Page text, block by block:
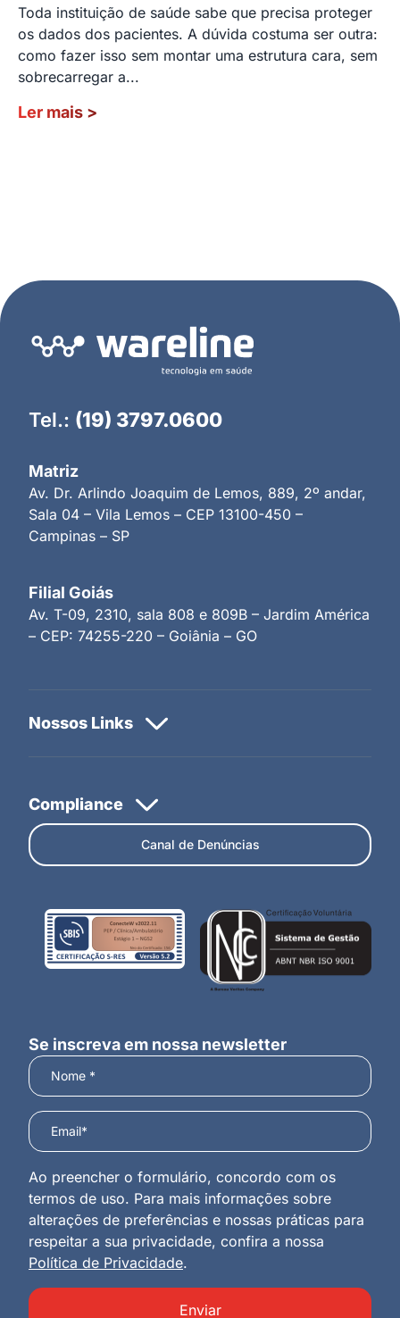
Toda instituição de saúde sabe que precisa proteger
os dados dos pacientes. A dúvida costuma ser outra:
como fazer isso sem montar uma estrutura cara, sem
sobrecarregar a...
Ler mais >
Tel.: (19) 3797.0600
Matriz
Av. Dr. Arlindo Joaquim de Lemos, 889, 2º andar,
Sala 04 – Vila Lemos – CEP 13100-450 –
Campinas – SP
Filial Goiás
Av. T-09, 2310, sala 808 e 809B – Jardim América
– CEP: 74255-220 – Goiânia – GO
Canal de Denúncias
Se inscreva em nossa newsletter
Ao preencher o formulário, concordo com os
termos de uso. Para mais informações sobre
alterações de preferências e nossas práticas para
respeitar a sua privacidade, confira a nossa
Política de Privacidade.
Enviar